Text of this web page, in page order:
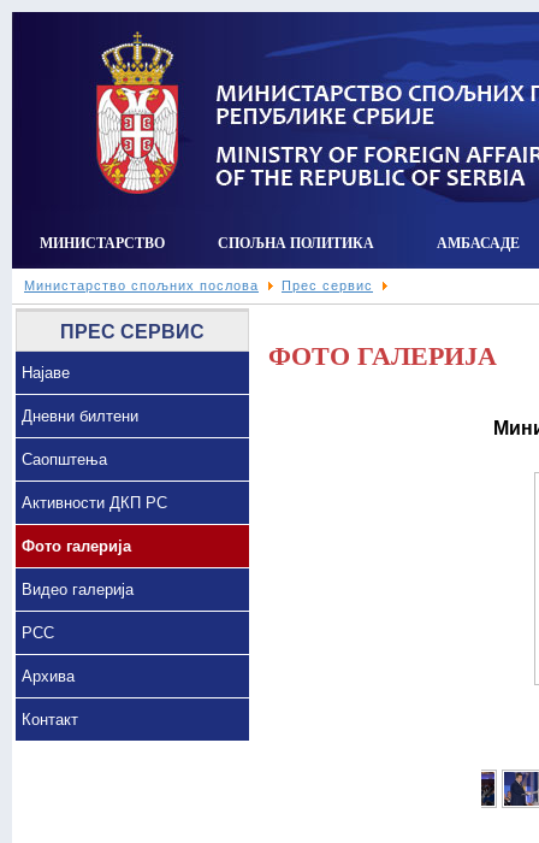
МИНИСТАРСТВО СПОЉНА ПОЛИТИКА АМБАСАДЕ
Министарство спољних послова Прес сервис
ПРЕС СЕРВИС
Најаве
Дневни билтени
Саопштења
Активности ДКП РС
Фото галерија
Видео галерија
РСС
Архива
Контакт
ФОТО ГАЛЕРИЈА